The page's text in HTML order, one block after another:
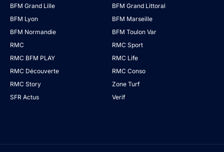
BFM Grand Lille
BFM Grand Littoral
BFM Lyon
BFM Marseille
BFM Normandie
BFM Toulon Var
RMC
RMC Sport
RMC BFM PLAY
RMC Life
RMC Découverte
RMC Conso
RMC Story
Zone Turf
SFR Actus
Verif